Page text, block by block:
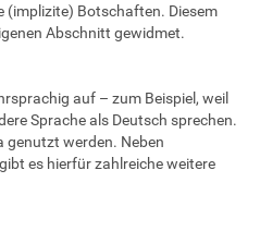
(implizite) Botschaften. Diesem
Abschnitt gewidmet.
auf – zum Beispiel, weil
Sprache als Deutsch sprechen.
genutzt werden. Neben
es hierfür zahlreiche weitere